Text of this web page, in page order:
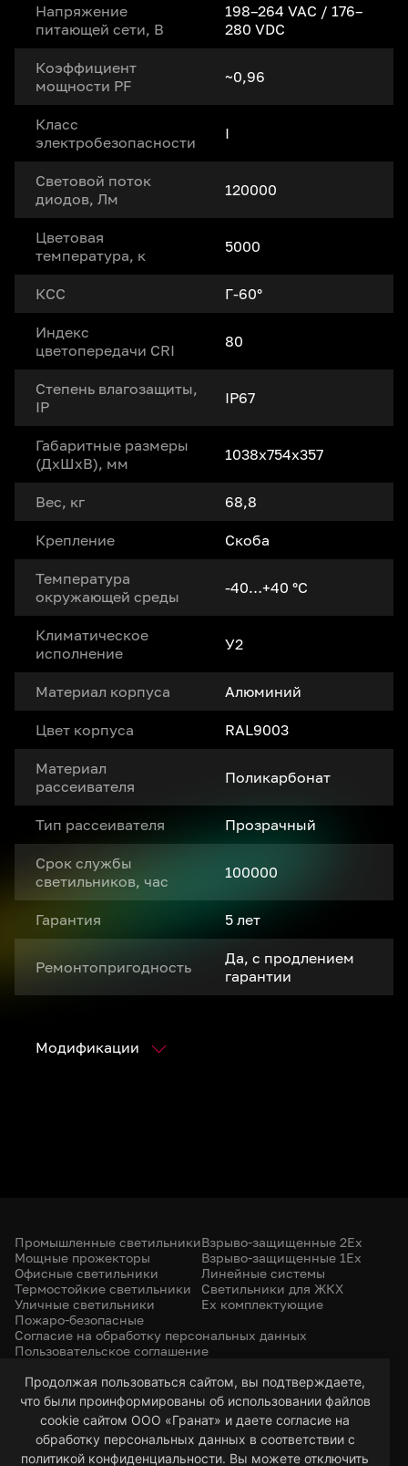
Напряжение
питающей сети, В
198–264 VAC / 176–
280 VDC
Коэффициент
мощности PF
~0,96
Класс
электробезопасности
I
Световой поток
диодов, Лм
120000
Цветовая
температура, к
5000
КСС Г-60°
Индекс
цветопередачи CRI
80
Степень влагозащиты,
IP
IP67
Габаритные размеры
(ДxШxВ), мм
1038х754х357
Вес, кг 68,8
Крепление Скоба
Температура
окружающей среды
-40…+40 °С
Климатическое
исполнение
У2
Материал корпуса Алюминий
Цвет корпуса RAL9003
Материал
рассеивателя
Поликарбонат
Тип рассеивателя Прозрачный
Срок службы
светильников, час
100000
Гарантия 5 лет
Ремонтопригодность
Да, с продлением
гарантии
Модификации
Продолжая пользоваться сайтом, вы подтверждаете,
что были проинформированы об использовании файлов
cookie сайтом ООО «Гранат» и даете согласие на
обработку персональных данных в соответствии с
политикой конфиденциальности. Вы можете отключить
Промышленные светильники
Мощные прожекторы
Офисные светильники
Термостойкие светильники
Уличные светильники
Пожаро-безопасные
Взрыво-защищенные 2Ex
Взрыво-защищенные 1Ex
Линейные системы
Светильники для ЖКХ
Ex комплектующие
Согласие на обработку персональных данных
Пользовательское соглашение
+7 (385) 299-31-31
led-22@bk.ru
г. Барнаул, 656053
ул. Северо-Западная, 57/99